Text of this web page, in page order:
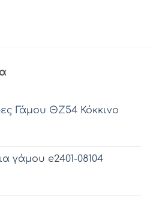
Γάμου ΘZ54 Κόκκινο
γάμου e2401-08104